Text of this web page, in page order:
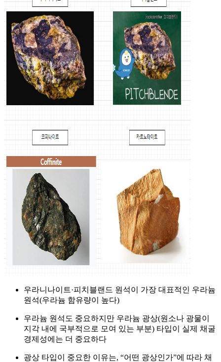
우라니나이트·피치블랜드 원석이 가장 대표적인 우라늄
원석(우라늄 함유량이 높다)
우라늄 원석도 중요하지만 우라늄 광상(원소나 광물이
지각 내에 국부적으로 모여 있는 부분) 타입이 실제 채굴
경제성에는 더 중요하다
광상 타입이 중요한 이유는, “어떤 광상인가”에 따라 채